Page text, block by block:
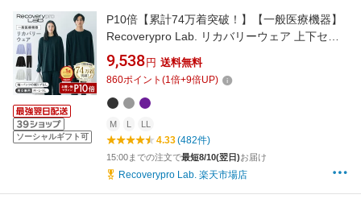
ソーシャルギフト可
P10倍【累計74万着突破！】【一般医療機器】
Recoverypro Lab. リカバリーウェア 上下セッ
ト(長袖クルーネック&ロングパンツ)レディース
メンズ リカバリーパジャマ 疲労回復ウェア パ
ジャマ 血行促進 トップス ボトムス リカバリー
プロラボ 宝島社 宝島チャンネル
9,538 円 送料無料
860ポイント (1倍+9倍UP)
M L LL
4.33(482件)
15:00までの注文で最短8/10(翌日)お届け
Recoverypro Lab. 楽天市場店